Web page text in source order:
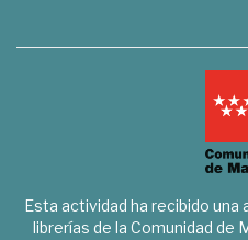
Esta actividad ha recibido una
librerías de la Comunidad de